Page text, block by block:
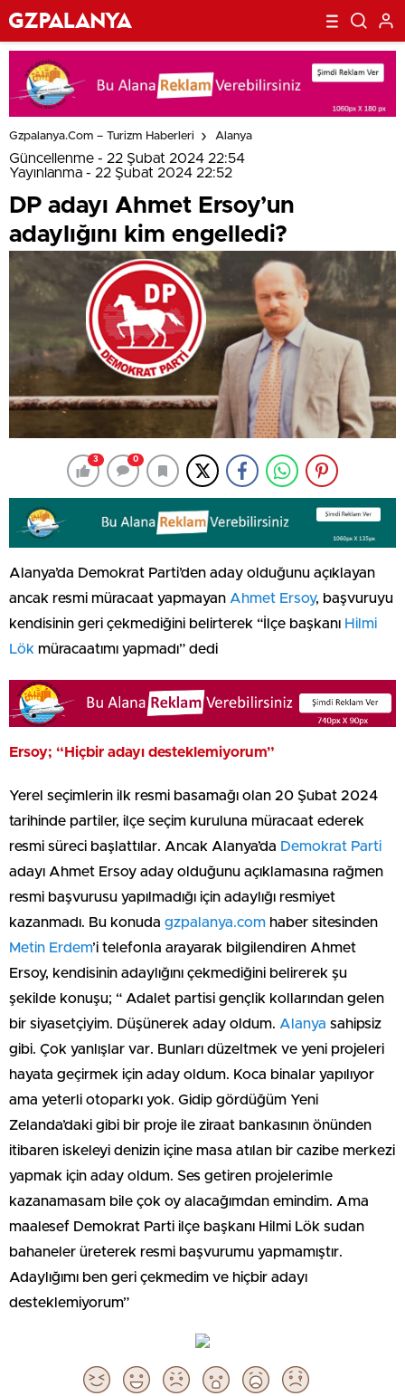
Gzpalanya.com – Turizm Haberleri Alanya
Güncellenme - 22 Şubat 2024 22:54
Yayınlanma - 22 Şubat 2024 22:52
DP adayı Ahmet Ersoy’un
adaylığını kim engelledi?
3 0
Alanya’da Demokrat Parti’den aday olduğunu açıklayan
ancak resmi müracaat yapmayan Ahmet Ersoy, başvuruyu
kendisinin geri çekmediğini belirterek “İlçe başkanı Hilmi
Lök müracaatımı yapmadı” dedi
Ersoy; “Hiçbir adayı desteklemiyorum”
Yerel seçimlerin ilk resmi basamağı olan 20 Şubat 2024
tarihinde partiler, ilçe seçim kuruluna müracaat ederek
resmi süreci başlattılar. Ancak Alanya’da Demokrat Parti
adayı Ahmet Ersoy aday olduğunu açıklamasına rağmen
resmi başvurusu yapılmadığı için adaylığı resmiyet
kazanmadı. Bu konuda gzpalanya.com haber sitesinden
Metin Erdem’i telefonla arayarak bilgilendiren Ahmet
Ersoy, kendisinin adaylığını çekmediğini belirerek şu
şekilde konuşu; “ Adalet partisi gençlik kollarından gelen
bir siyasetçiyim. Düşünerek aday oldum. Alanya sahipsiz
gibi. Çok yanlışlar var. Bunları düzeltmek ve yeni projeleri
hayata geçirmek için aday oldum. Koca binalar yapılıyor
ama yeterli otoparkı yok. Gidip gördüğüm Yeni
Zelanda’daki gibi bir proje ile ziraat bankasının önünden
itibaren iskeleyi denizin içine masa atılan bir cazibe merkezi
yapmak için aday oldum. Ses getiren projelerimle
kazanamasam bile çok oy alacağımdan emindim. Ama
maalesef Demokrat Parti ilçe başkanı Hilmi Lök sudan
bahaneler üreterek resmi başvurumu yapmamıştır.
Adaylığımı ben geri çekmedim ve hiçbir adayı
desteklemiyorum”